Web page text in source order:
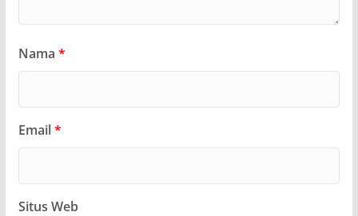
Nama *
Email*
Situs Web